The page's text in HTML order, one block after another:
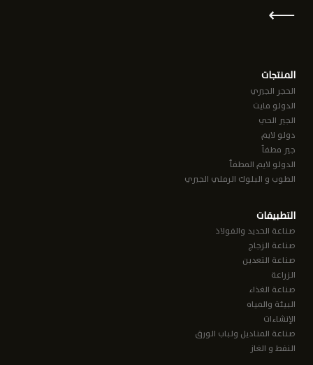
⟵
المنتجات
الحجر الجيري
الدولو مايت
الجير الحي
دولو لايم
جير مطفأ
الدولو لايم المطفأ
الطوب و البلوك الرملي الجيري
التطبيقات
صناعة الحديد والفولاذ
صناعة الزجاج
صناعة التعدين
الزراعة
صناعة الغذاء
البيئة والمياه
الإنشاءات
صناعة المناديل ولباب الورق
النفط و الغاز